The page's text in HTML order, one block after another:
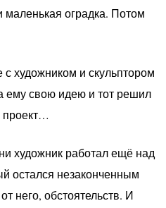
маленькая оградка. Потом
художником и скульптором
ему свою идею и тот решил
проект…
художник работал ещё над
остался незаконченным
него, обстоятельств. И